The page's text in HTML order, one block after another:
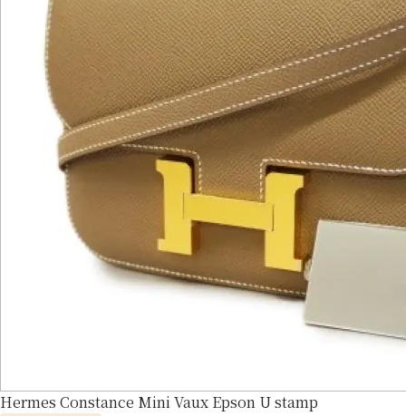
Hermes Constance Mini Vaux Epson U stamp